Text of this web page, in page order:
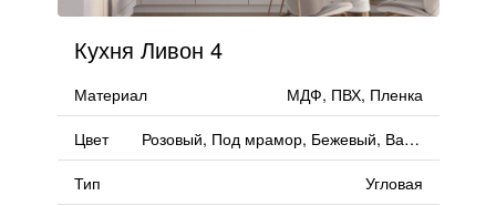
Кухня Ливон 4
Материал
МДФ, ПВХ, Пленка
Цвет
Розовый, Под мрамор, Бежевый, Ваниль
Тип
Угловая